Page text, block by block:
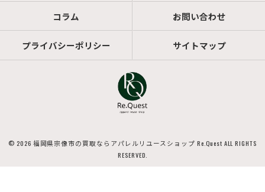
コラム お問い合わせ
プライバシーポリシー サイトマップ
© 2026 福岡県宗像市の買取ならアパレルリユースショップ Re.Quest ALL RIGHTS
RESERVED.